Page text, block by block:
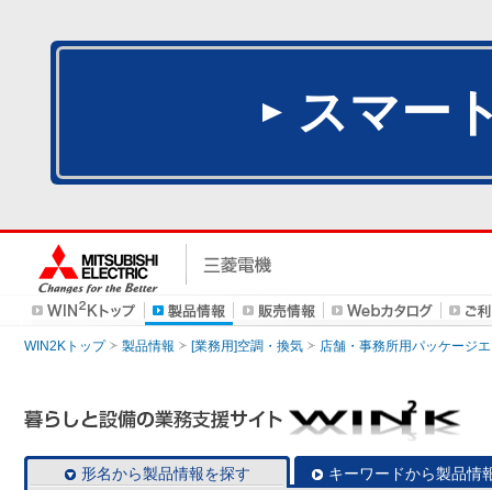
スマー
WIN2Kトップ 製品情報 [業務用]空調・換気 店舗・事務所用パッケージ
形名から製品情報を探す キーワードから製品情